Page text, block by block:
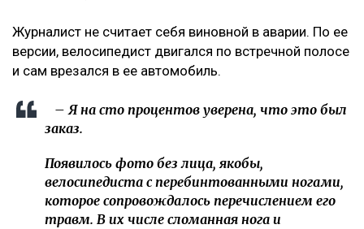
Журналист не считает себя виновной в аварии. По ее
версии, велосипедист двигался по встречной полосе
и сам врезался в ее автомобиль.
– Я на сто процентов уверена, что это был
заказ.
Появилось фото без лица, якобы,
велосипедиста с перебинтованными ногами,
которое сопровождалось перечислением его
травм. В их числе сломанная нога и